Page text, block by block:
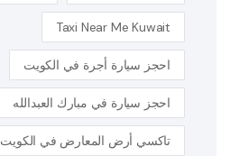
Taxi Near Me Kuwait
احجز سيارة أجرة في الكويت
احجز سيارة في مبارك العبدالله
تاكسي أرض المعارض في الكويت